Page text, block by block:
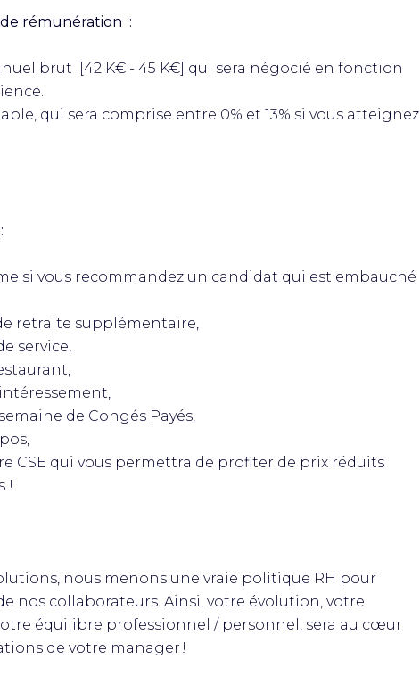
rémunération :
brut [42 K€ - 45 K€] qui sera négocié en fonction
qui sera comprise entre 0% et 13% si vous atteignez
si vous recommandez un candidat qui est embauché
retraite supplémentaire,
service,
de Congés Payés,
CSE qui vous permettra de profiter de prix réduits
!
nous menons une vraie politique RH pour
nos collaborateurs. Ainsi, votre évolution, votre
équilibre professionnel / personnel, sera au cœur
de votre manager !